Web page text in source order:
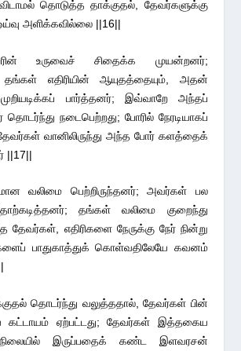
தொடுத்த தாக்குதல், தேவர்களுக்கு
அளிக்கவில்லை ||16||
உருவைச் சிதைக்க முயன்றனர்;
எதிரியின் ஆயுதத்தையும், அதன்
பார்த்தனர்; இவ்வாறே அந்தப்
நடைபெற்றது; போரில் நேரடியாகப்
வானிலிருந்து அந்த போர் களத்தைக்
||17||
வலிமை பெற்றிருந்தனர்; அவர்கள் பல
தங்கள் வலிமை குறைந்து
எதிரிகளை நேருக்கு நேர் நின்று
பாதுகாத்துக் கொள்வதிலேயே கவனம்
தொடர்ந்து வலுத்ததால், தேவர்கள் பின்
கட்டாயம் ஏற்பட்டது; தேவர்கள் இத்தகைய
நிலையில் இருப்பதைக் கண்ட இளவரசன்